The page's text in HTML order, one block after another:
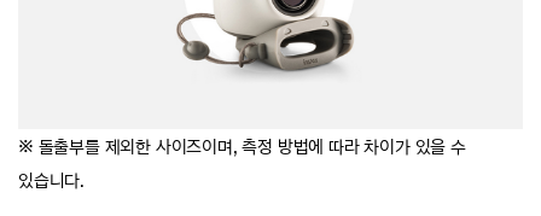
※ 돌출부를 제외한 사이즈이며,측정 방법에 따라 차이가 있을 수
있습니다.